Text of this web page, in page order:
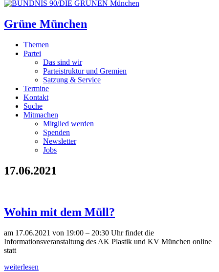
Grüne München
Themen
Partei
Das sind wir
Parteistruktur und Gremien
Satzung & Service
Termine
Kontakt
Suche
Mitmachen
Mitglied werden
Spenden
Newsletter
Jobs
17.06.2021
Wohin mit dem Müll?
am 17.06.2021 von 19:00 – 20:30 Uhr findet die
Informationsveranstaltung des AK Plastik und KV München online
statt
weiterlesen